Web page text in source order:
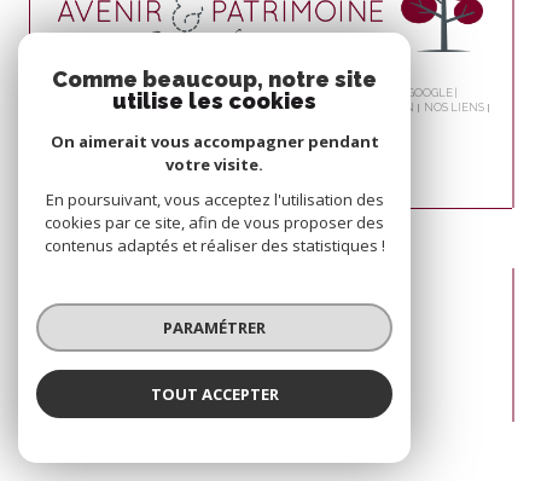
© 2026 | TOUS DROITS RÉSERVÉS | TRADUCTION POWERED BY GOOGLE |
NOS HONORAIRES
PLAN DU SITE MENTIONS LÉGALES ADMIN
NOS LIENS
Comme beaucoup, notre site
utilise les cookies
On aimerait vous accompagner pendant
votre visite.
En poursuivant, vous acceptez l'utilisation des
cookies par ce site, afin de vous proposer des
contenus adaptés et réaliser des statistiques !
PARAMÉTRER
TOUT ACCEPTER